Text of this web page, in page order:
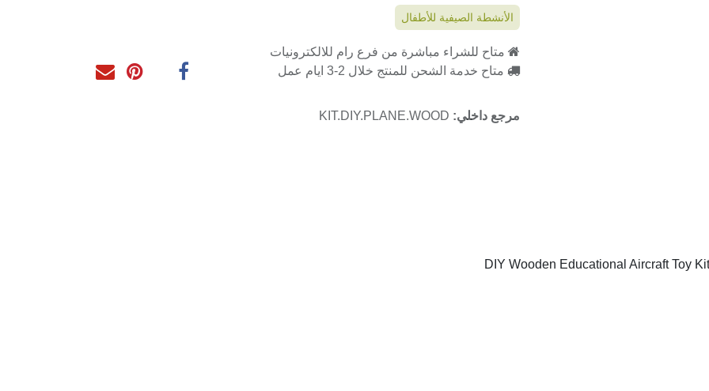
الأنشطة الصيفية للأطفال
متاح للشراء مباشرة من فرع رام للالكترونيات
متاح خدمة الشحن للمنتج خلال 2-3 ايام عمل
مرجع داخلي: KIT.DIY.PLANE.WOOD
DIY Wooden Educational Aircraft Toy